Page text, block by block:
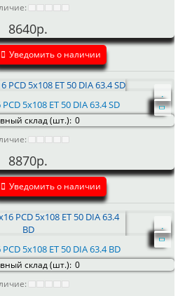
8640р.
Уведомить о наличии
5x108 ET 50 DIA 63.4 SD
склад (шт.): 0
8870р.
Уведомить о наличии
5x108 ET 50 DIA 63.4 BD
склад (шт.): 0